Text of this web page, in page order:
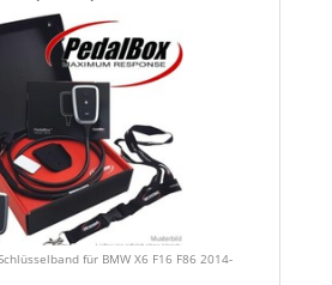
für BMW X6 F16 F86 2014-